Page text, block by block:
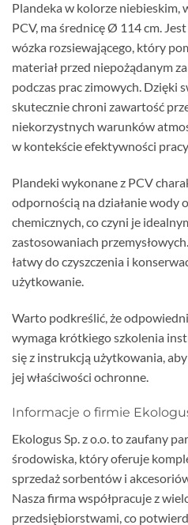
Plandeka w kolorze niebieskim,
PCV, ma średnicę Ø 114 cm.
wózka rozsiewającego, który
materiał przed niepożądanym
podczas prac zimowych. Dzięki
skutecznie chroni zawartość
niekorzystnych warunków
w kontekście efektywności
Plandeki wykonane z PCV
odpornością na działanie wody
chemicznych, co czyni je
zastosowaniach
łatwy do czyszczenia i
użytkowanie.
Warto podkreślić, że
wymaga krótkiego szkolenia
się z instrukcją użytkowania,
jej właściwości ochronne.
Informacje o firmie
Ekologus Sp. z o.o. to zaufany
środowiska, który oferuje
sprzedaż sorbentów i
Nasza firma współpracuje z
przedsiębiorstwami, co